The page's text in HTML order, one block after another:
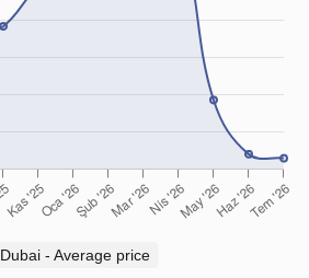
Dubai - Average price